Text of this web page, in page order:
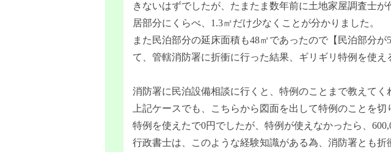
きないはずでしたが、たまたま数年前に土地家屋調査士
居部分にくらべ、1.3㎡だけ少なくことが分かりました。
また民泊部分の延床面積も48㎡であったので【民泊部分
て、管轄消防署に折衝に行った結果、ギリギリ特例を使え
消防署に民泊設備相談に行くと、特例のことまで教えてく
上記ケースでも、こちらから図面を出して特例のことを
特例を使えたで0円でしたが、特例が使えなかったら、
行政書士は、このような経験知識がある為、消防署とも